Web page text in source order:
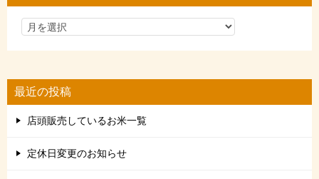
最近の投稿
店頭販売しているお米一覧
定休日変更のお知らせ